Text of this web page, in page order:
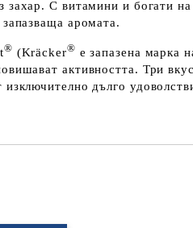
захар. С витамини и богати на
аромата.
® (Kräcker® e запазена марка
активността. Три
изключително дълго